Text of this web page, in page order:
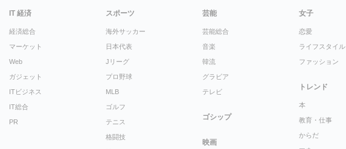
IT 経済
経済総合
マーケット
Web
ガジェット
ITビジネス
IT総合
PR
スポーツ
海外サッカー
日本代表
Jリーグ
プロ野球
MLB
ゴルフ
テニス
格闘技
芸能
芸能総合
音楽
韓流
グラビア
テレビ
ゴシップ
映画
女子
恋愛
ライフスタイル
ファッション
トレンド
本
教育・仕事
からだ